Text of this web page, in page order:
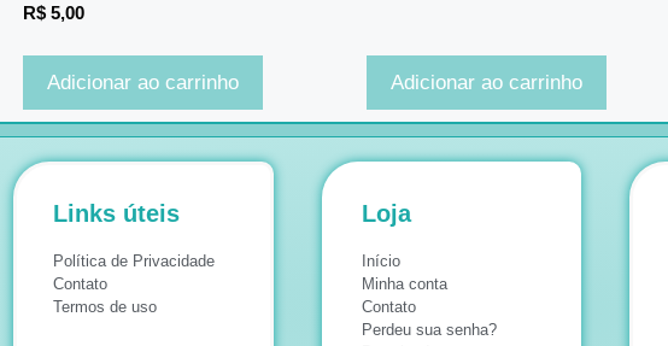
R$ 5,00
Adicionar ao carrinho Adicionar ao carrinho
Links úteis
Política de Privacidade
Contato
Termos de uso
Loja
Início
Minha conta
Contato
Perdeu sua senha?